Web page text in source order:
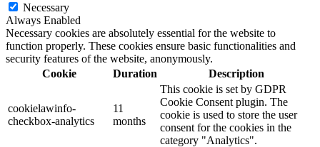
Necessary
Always Enabled
Necessary cookies are absolutely essential for the website to
function properly. These cookies ensure basic functionalities and
security features of the website, anonymously.
Cookie
Duration Description
cookielawinfo-
checkbox-analytics
11
months
This cookie is set by GDPR
Cookie Consent plugin. The
cookie is used to store the user
consent for the cookies in the
category "Analytics".